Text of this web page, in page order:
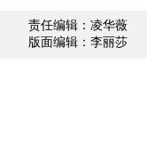
责任编辑：凌华薇
版面编辑：李丽莎